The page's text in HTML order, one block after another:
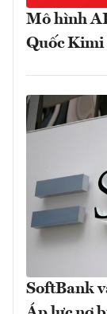
Mô hình
Quốc Kimi
SoftBank